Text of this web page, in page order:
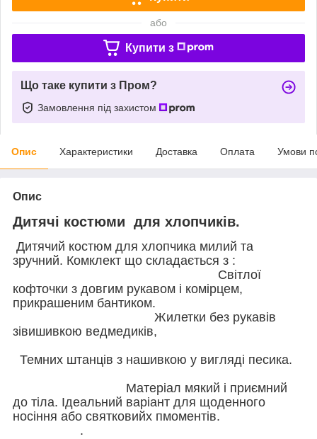
або
Купити з
Що таке купити з Пром?
Замовлення під захистом
Опис Характеристики Доставка Оплата Умови
Опис
Дитячі костюми для хлопчиків.
Дитячий костюм для хлопчика милий та
зручний. Комклект що складається з :
Світлої
кофточки з довгим рукавом і комірцем,
прикрашеним бантиком.
Жилетки без рукавів
зівишивкою ведмедиків,
Темних штанців з нашивкою у вигляді песика.
Матеріал мякий і приємний
до тіла. Ідеальний варіант для щоденного
носіння або святковийх пмоментів.
.